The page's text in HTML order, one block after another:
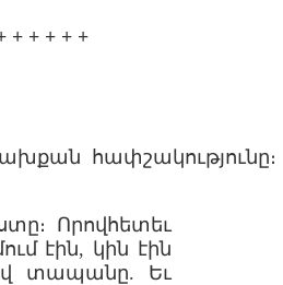
+ + + + +
հափշակությունը։
Որովհետեւ
էին, կին էին
տապանը. Եւ